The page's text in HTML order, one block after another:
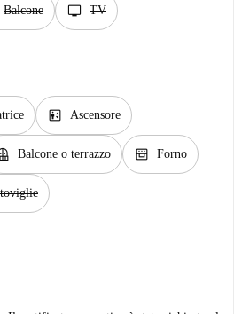
Balcone tv TV
elevator Ascensore
Balcone o terrazzo oven_gen Forno